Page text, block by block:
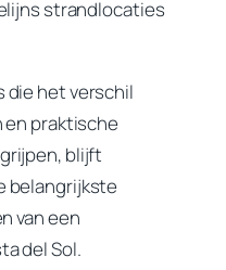
strandlocaties
die het verschil
praktische
blijft
belangrijkste
van een
del Sol.